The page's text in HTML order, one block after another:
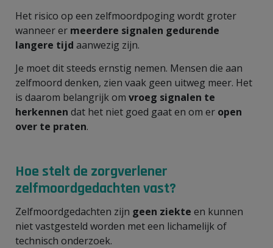
Het risico op een zelfmoordpoging wordt groter
wanneer er meerdere signalen gedurende
langere tijd aanwezig zijn.
Je moet dit steeds ernstig nemen. Mensen die aan
zelfmoord denken, zien vaak geen uitweg meer. Het
is daarom belangrijk om vroeg signalen te
herkennen dat het niet goed gaat en om er open
over te praten.
Hoe stelt de zorgverlener
zelfmoordgedachten vast?
Zelfmoordgedachten zijn geen ziekte en kunnen
niet vastgesteld worden met een lichamelijk of
technisch onderzoek.